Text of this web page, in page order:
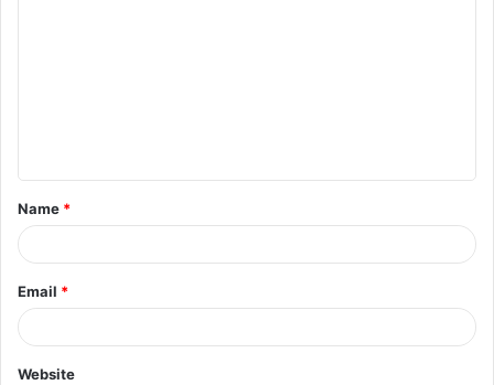
t
*
Name *
Email *
Website